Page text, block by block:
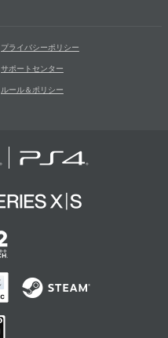
プライバシーポリシー
サポートセンター
ルール＆ポリシー